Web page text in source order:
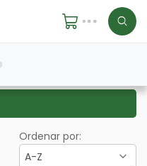
Ordenar por:
A-Z